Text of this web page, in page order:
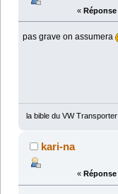
« Réponse
pas grave on assumera
la bible du VW
kari-na
« Réponse